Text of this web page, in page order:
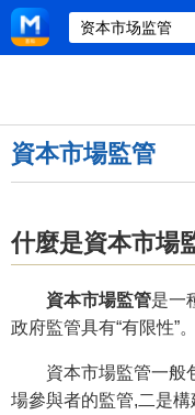
資本市場監管
什麼是資本市場
資本市場監管是一
政府監管具有“有限性”。
資本市場監管一般包
場參與者的監管,二是構